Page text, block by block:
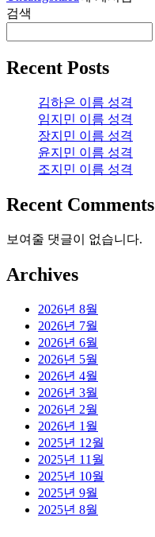
검색
Recent Posts
김하은 이름 성격
임지민 이름 성격
장지민 이름 성격
윤지민 이름 성격
조지민 이름 성격
Recent Comments
보여줄 댓글이 없습니다.
Archives
2026년 8월
2026년 7월
2026년 6월
2026년 5월
2026년 4월
2026년 3월
2026년 2월
2026년 1월
2025년 12월
2025년 11월
2025년 10월
2025년 9월
2025년 8월